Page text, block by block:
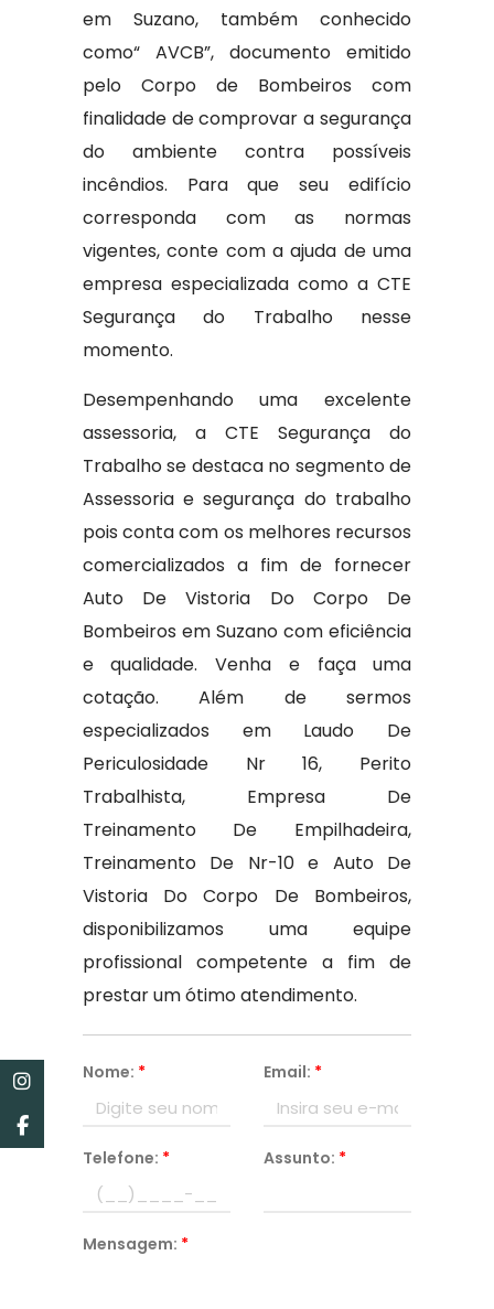
em Suzano, também conhecido
como“ AVCB”, documento emitido
pelo Corpo de Bombeiros com
finalidade de comprovar a segurança
do ambiente contra possíveis
incêndios. Para que seu edifício
corresponda com as normas
vigentes, conte com a ajuda de uma
empresa especializada como a CTE
Segurança do Trabalho nesse
momento.
Desempenhando uma excelente
assessoria, a CTE Segurança do
Trabalho se destaca no segmento de
Assessoria e segurança do trabalho
pois conta com os melhores recursos
comercializados a fim de fornecer
Auto De Vistoria Do Corpo De
Bombeiros em Suzano com eficiência
e qualidade. Venha e faça uma
cotação. Além de sermos
especializados em Laudo De
Periculosidade Nr 16, Perito
Trabalhista, Empresa De
Treinamento De Empilhadeira,
Treinamento De Nr-10 e Auto De
Vistoria Do Corpo De Bombeiros,
disponibilizamos uma equipe
profissional competente a fim de
prestar um ótimo atendimento.
Nome: * Email: *
Telefone: * Assunto: *
Mensagem: *